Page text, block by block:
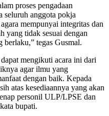
proses pengadaan
seluruh anggota pokja
mempunyai integritas dan
yang tidak sesuai dengan
berlaku,” tegas Gusmal.
mengikuti acara ini dari
agar ilmu yang
dengan baik. Kepada
atas kesediaannya yang akan
personil ULP/LPSE dan
bupati.